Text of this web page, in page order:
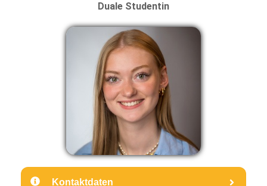
Duale Studentin
Kontaktdaten